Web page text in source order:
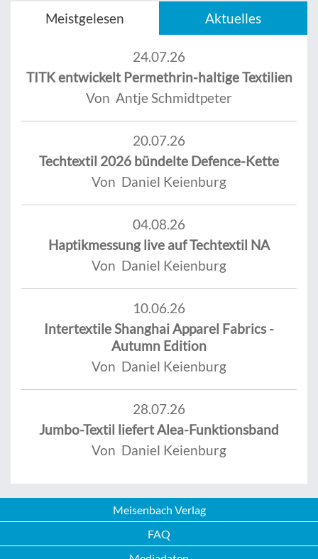
Meistgelesen Aktuelles
24.07.26
TITK entwickelt Permethrin-haltige Textilien
Von Antje Schmidtpeter
20.07.26
Techtextil 2026 bündelte Defence-Kette
Von Daniel Keienburg
04.08.26
Haptikmessung live auf Techtextil NA
Von Daniel Keienburg
10.06.26
Intertextile Shanghai Apparel Fabrics -
Autumn Edition
Von Daniel Keienburg
28.07.26
Jumbo-Textil liefert Alea-Funktionsband
Von Daniel Keienburg
Meisenbach Verlag
FAQ